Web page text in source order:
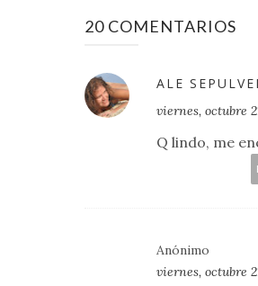
20 COMENTARIOS
ALE
viernes, octubre
Q lindo, me
Anónimo
viernes, octubre